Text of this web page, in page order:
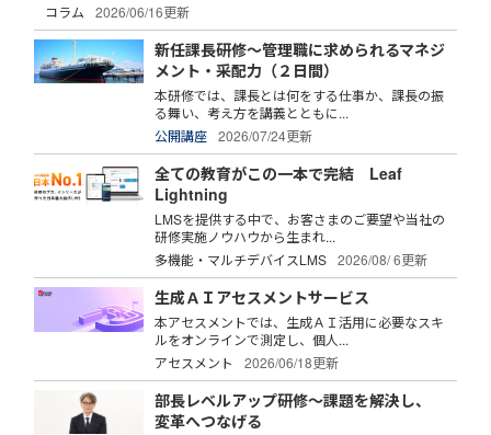
コラム
2026/06/16更新
新任課長研修～管理職に求められるマネジ
メント・采配力（２日間）
本研修では、課長とは何をする仕事か、課長の振
る舞い、考え方を講義とともに...
公開講座
2026/07/24更新
全ての教育がこの一本で完結 Leaf
Lightning
LMSを提供する中で、お客さまのご要望や当社の
研修実施ノウハウから生まれ...
多機能・マルチデバイスLMS
2026/08/ 6更新
生成ＡＩアセスメントサービス
本アセスメントでは、生成ＡＩ活用に必要なスキ
ルをオンラインで測定し、個人...
アセスメント
2026/06/18更新
部長レベルアップ研修～課題を解決し、
変革へつなげる